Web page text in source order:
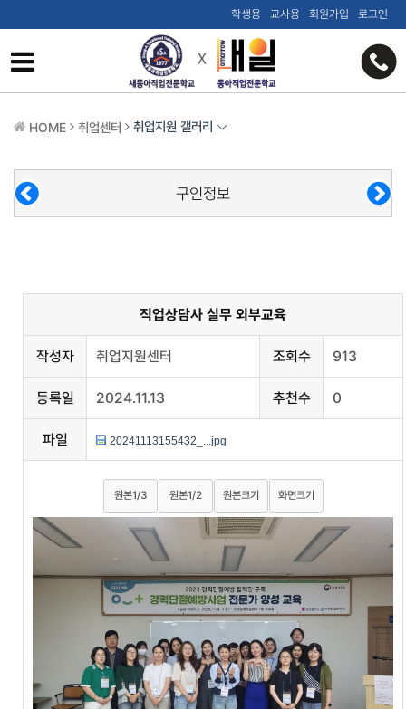
학생용 교사용 회원가입 로그인
HOME 취업센터 취업지원 갤러리
구인정보
직업상담사 실무 외부교육
작성자 취업지원센터 조회수 913
등록일 2024.11.13 추천수 0
파일 20241113155432_...jpg
원본1/3 원본1/2 원본크기 화면크기